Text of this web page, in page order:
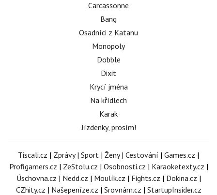
Carcassonne
Bang
Osadníci z Katanu
Monopoly
Dobble
Dixit
Krycí jména
Na křídlech
Karak
Jízdenky, prosím!
Tiscali.cz | Zprávy| Sport | Ženy| Cestování | Games.cz |
Profigamers.cz | ZeStolu.cz | Osobnosti.cz | Karaoketexty.cz |
Úschovna.cz | Nedd.cz | Moulík.cz | Fights.cz | Dokina.cz |
CZhity.cz | Našepeníze.cz | Srovnám.cz | StartupInsider.cz